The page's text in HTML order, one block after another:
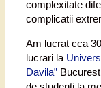
complexitate
complicatii
Am lucrat cca
lucrari la
Davila”